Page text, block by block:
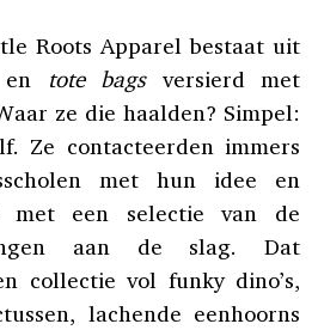
Roots Apparel bestaat uit
en tote bagsversierd met
ze die haalden? Simpel:
Ze contacteerden immers
met hun idee en
met een selectie van de
aan de slag. Dat
collectie vol funky dino’s,
lachende eenhoorns